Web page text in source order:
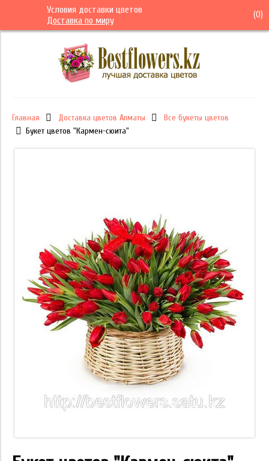
Условия доставки цветов
Доставка по миру
(0)
Главная Доставка цветов Алматы
Все букеты цветов
Букет цветов "Кармен-сюита"